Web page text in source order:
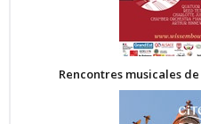
Rencontres musicales